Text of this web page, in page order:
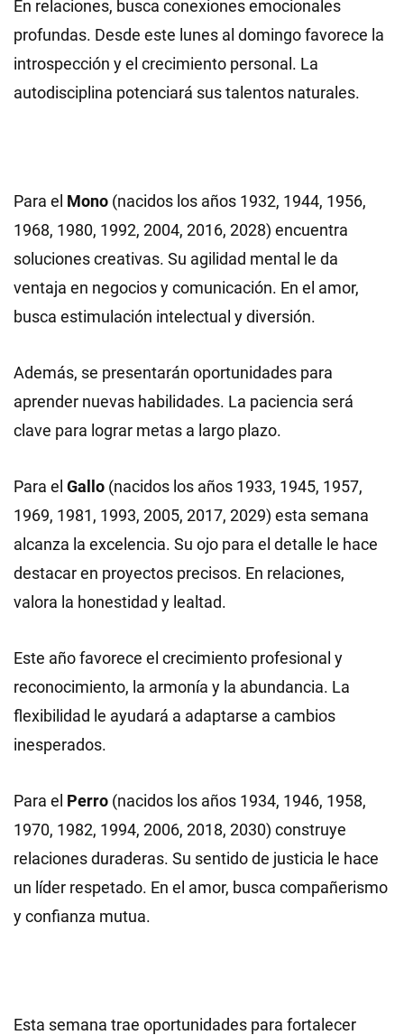
En relaciones, busca conexiones emocionales
profundas. Desde este lunes al domingo favorece la
introspección y el crecimiento personal. La
autodisciplina potenciará sus talentos naturales.
Para el Mono (nacidos los años 1932, 1944, 1956,
1968, 1980, 1992, 2004, 2016, 2028) encuentra
soluciones creativas. Su agilidad mental le da
ventaja en negocios y comunicación. En el amor,
busca estimulación intelectual y diversión.
Además, se presentarán oportunidades para
aprender nuevas habilidades. La paciencia será
clave para lograr metas a largo plazo.
Para el Gallo (nacidos los años 1933, 1945, 1957,
1969, 1981, 1993, 2005, 2017, 2029) esta semana
alcanza la excelencia. Su ojo para el detalle le hace
destacar en proyectos precisos. En relaciones,
valora la honestidad y lealtad.
Este año favorece el crecimiento profesional y
reconocimiento, la armonía y la abundancia. La
flexibilidad le ayudará a adaptarse a cambios
inesperados.
Para el Perro (nacidos los años 1934, 1946, 1958,
1970, 1982, 1994, 2006, 2018, 2030) construye
relaciones duraderas. Su sentido de justicia le hace
un líder respetado. En el amor, busca compañerismo
y confianza mutua.
Esta semana trae oportunidades para fortalecer